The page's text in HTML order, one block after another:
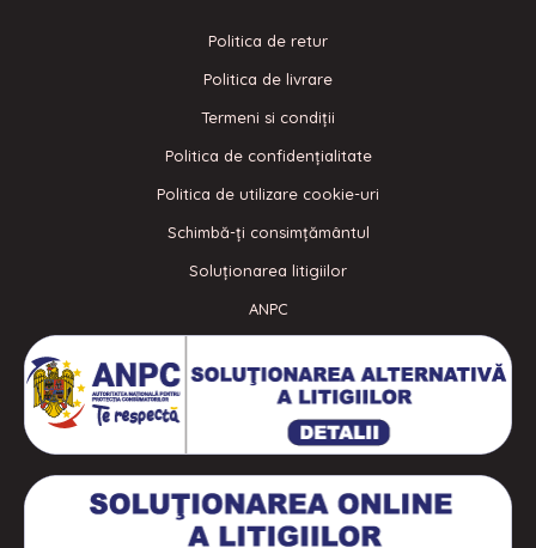
Politica de retur
Politica de livrare
Termeni si condiţii
Politica de confidenţialitate
Politica de utilizare cookie-uri
Schimbă-ți consimțământul
Soluționarea litigiilor
ANPC